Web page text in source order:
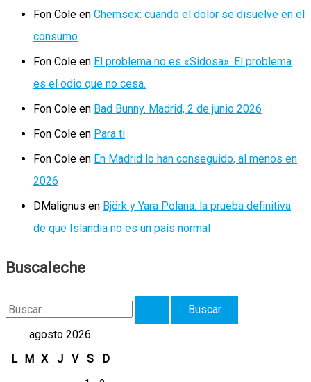
Fon Cole en Chemsex: cuando el dolor se disuelve en el
consumo
Fon Cole en El problema no es «Sidosa». El problema
es el odio que no cesa.
Fon Cole en Bad Bunny. Madrid, 2 de junio 2026
Fon Cole en Para ti
Fon Cole en En Madrid lo han conseguido, al menos en
2026
DMalignus en Björk y Yara Polana: la prueba definitiva
de que Islandia no es un país normal
Buscaleche
B
agosto 2026
L
M X J V S
D